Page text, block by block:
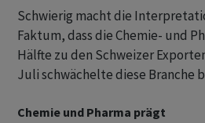
Schwierig macht die
Faktum, dass die Chemie- und
Hälfte zu den Schweizer
Juli schwächelte diese Branche
Chemie und Pharma prägt